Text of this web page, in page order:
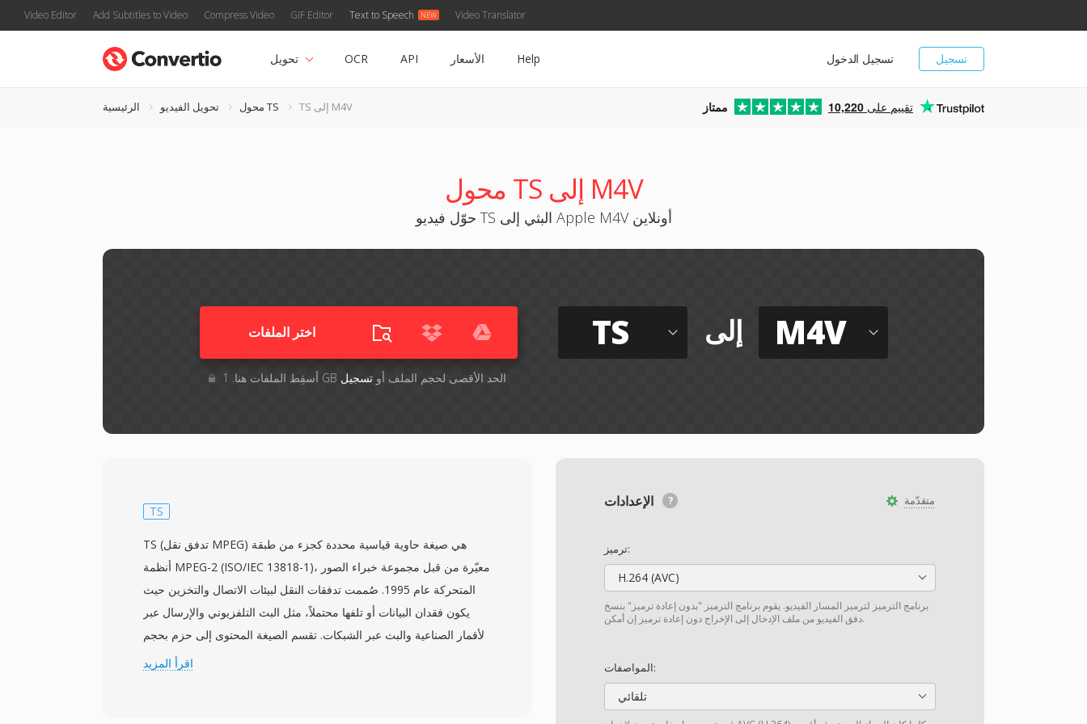
Video Editor Add Subtitles to Video Compress Video GIF Editor Text to Speech Video Translator
تسجيل تسجيل الدخول تحويل OCR API الأسعار Help
الرئيسية تحويل الفيديو محول TS TS إلى M4V ممتاز 10,220 تقييم على
محول TS إلى M4V
حوّل فيديو TS البثي إلى Apple M4V أونلاين
اختر الملفات
أسقِط الملفات هنا. 1 GB الحد الأقصى لحجم الملف أوتسجيل
TS إلى M4V
متقدّمة
ترميز:
H.264 (AVC)
برنامج الترميز لترميز المسار الفيديو. يقوم برنامج الترميز "بدون إعادة ترميز" بنسخ
دفق الفيديو من ملف الإدخال إلى الإخراج دون إعادة ترميز إن أمكن.
المواصفات:
تلقائي
TS
TS (تدفق نقل MPEG) هي صيغة حاوية قياسية محددة كجزء من طبقة
أنظمة MPEG-2 (ISO/IEC 13818-1)، معيّرة من قبل مجموعة خبراء الصور
المتحركة عام 1995. صُممت تدفقات النقل لبيئات الاتصال والتخزين حيث
يكون فقدان البيانات أو تلفها محتملاً، مثل البث التلفزيوني والإرسال عبر
الأقمار الصناعية والبث عبر الشبكات. تقسم الصيغة المحتوى إلى حزم بحجم
ثابت 188 بايت، كل منها يحمل رأساً بحجم 4 بايتات يتضمن معلومات
اقرأ المزيد